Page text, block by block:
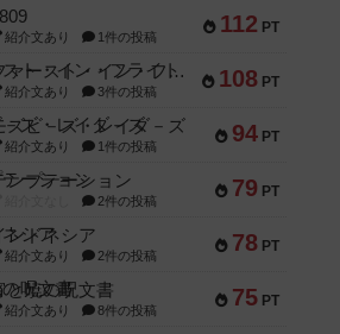
112 PT
紹介文あり 1件の投稿
108 PT
ファースト・イン・フライト
紹介文あり 3件の投稿
94 PT
ズビ－ズ・レイダ－ズ
紹介文あり 1件の投稿
79 PT
ンプテーション
2件の投稿
78 PT
ンドネシア
紹介文あり 2件の投稿
75 PT
と暁の呪文書
紹介文あり 8件の投稿